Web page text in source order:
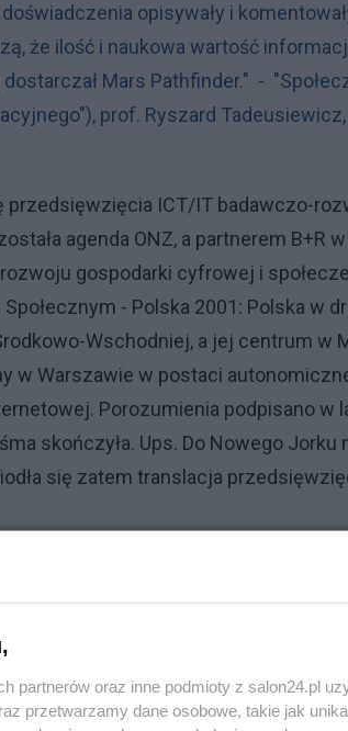
opisywały i
że ilość i naukowa wartość
Mars Pathfinder." -
prof. Ryszard
przedsięwzięcia ICT/IT badawczo-
agenda ONZ, a partnerem B+R w
gospodarki cyfrowej i
- Polska 2001: Polska w
Wschodniej, a jej centrum w
w Warszawie w postaci
Porozumienia podpisano w
skończyła. Ups. Do Nowego Jorku
się zatem translacja
Europejskiej Agencji Kosmicznej
i innowacyjnej gospodarki w
inwestycji, wskazując m.in tereny
partnerów oraz inne podmioty z salon24.pl
przetwarzamy dane osobowe, takie jak